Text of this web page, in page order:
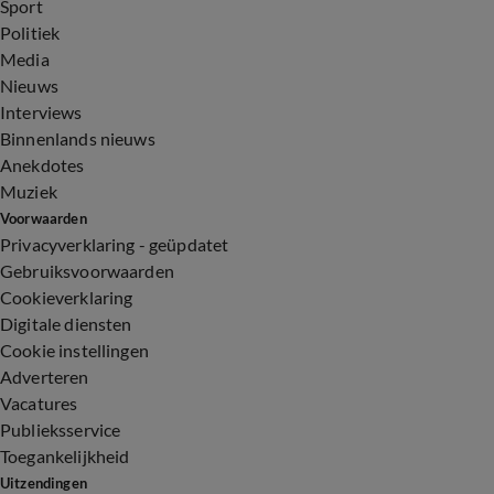
Sport
Politiek
Media
Nieuws
Interviews
Binnenlands nieuws
Anekdotes
Muziek
Voorwaarden
Privacyverklaring - geüpdatet
Gebruiksvoorwaarden
Cookieverklaring
Digitale diensten
Cookie instellingen
Adverteren
Vacatures
Publieksservice
Toegankelijkheid
Uitzendingen